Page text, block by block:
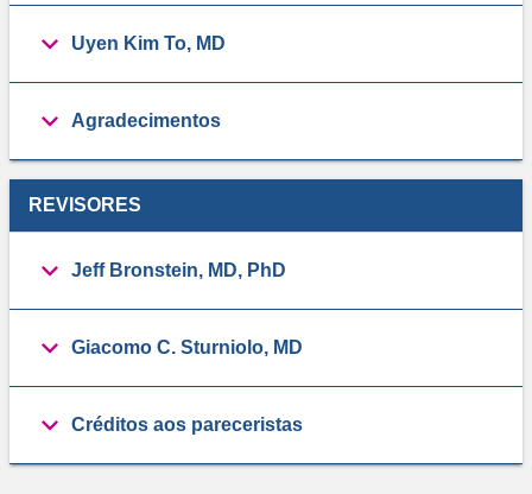
Uyen Kim To, MD
Agradecimentos
REVISORES
Jeff Bronstein, MD, PhD
Giacomo C. Sturniolo, MD
Créditos aos pareceristas